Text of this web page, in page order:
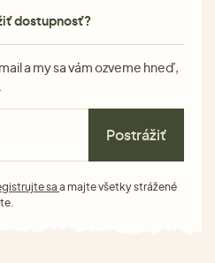
dostupnosť?
a my sa vám ozveme hneď,
Postrážiť
sa a majte všetky strážené